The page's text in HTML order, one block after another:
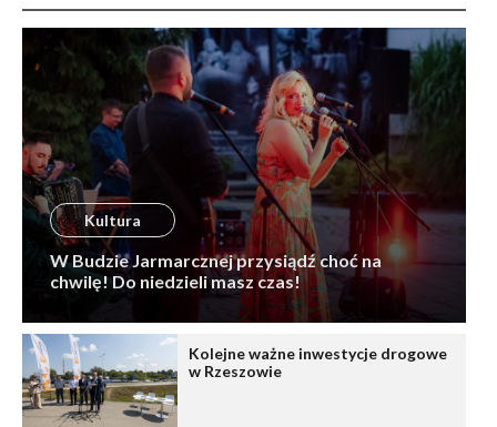
Kultura
W Budzie Jarmarcznej przysiądź choć na
chwilę! Do niedzieli masz czas!
Kolejne ważne inwestycje drogowe
w Rzeszowie